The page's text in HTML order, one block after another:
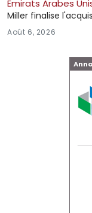
Émirats Arabes
Miller finalise
Août 6, 2026